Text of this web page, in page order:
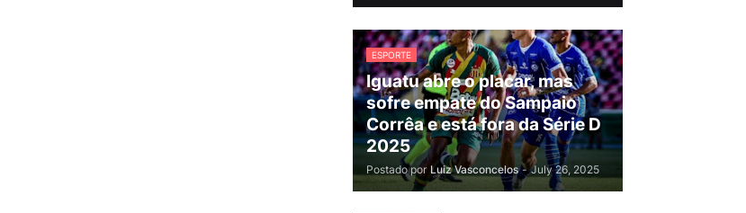
ESPORTE
Iguatu abre o placar, mas
sofre empate do Sampaio
Corrêa e está fora da Série D
2025
Postado por Luiz Vasconcelos - July 26, 2025